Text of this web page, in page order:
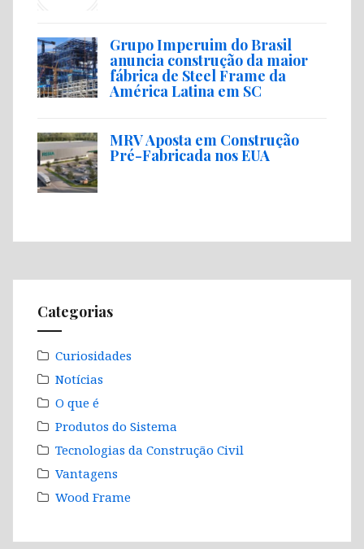
Grupo Imperuim do Brasil
anuncia construção da maior
fábrica de Steel Frame da
América Latina em SC
MRV Aposta em Construção
Pré-Fabricada nos EUA
Categorias
Curiosidades
Notícias
O que é
Produtos do Sistema
Tecnologias da Construção Civil
Vantagens
Wood Frame